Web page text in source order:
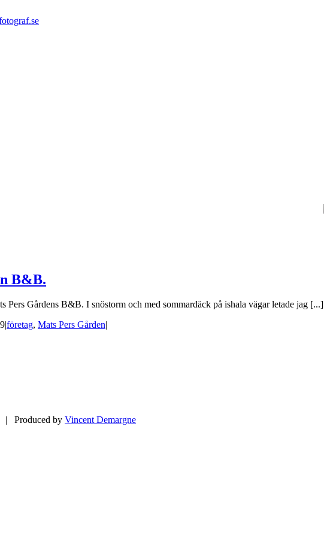
B&B.
Gårdens B&B. I snöstorm och med sommardäck på ishala vägar letade jag [...]
|företag, Mats Pers Gården|
Produced by Vincent Demargne